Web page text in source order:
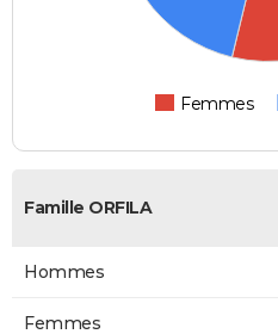
Femmes
Famille ORFILA
Hommes
Femmes